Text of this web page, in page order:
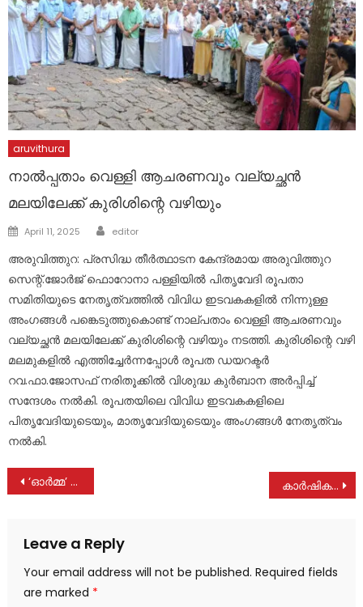
aruvithura
നാൽപ്പതാം വെള്ളി ആചരണവും വല്യച്ഛൻ
മലയിലേക്ക് കുരിശിന്റെ വഴിയും
Posted
April 11, 2025 Author
editor
അരുവിത്തുറ: പ്രസിദ്ധ തീർത്ഥാടന കേന്ദ്രമായ അരുവിത്തുറ
സെന്റ്.ജോർജ് ഫൊറോനാ പള്ളിയിൽ പിതൃവേദി രൂപതാ
സമിതിയുടെ നേതൃത്വത്തിൽ വിവിധ ഇടവകകളിൽ നിന്നുള്ള
അംഗങ്ങൾ പങ്കെടുത്തുകൊണ്ട് നാല്പതാം വെള്ളി ആചരണവും
വല്യച്ഛൻ മലയിലേക്ക് കുരിശിന്റെ വഴിയും നടത്തി. കുരിശിന്റെ വഴി
മലമുകളിൽ എത്തിച്ചേർന്നപ്പോൾ രൂപത ഡയറക്ടർ
റവ.ഫാ.ജോസഫ് നരിതൂക്കിൽ വിശുദ്ധ കുർബാന അർപ്പിച്ച്
സന്ദേശം നൽകി. രൂപതയിലെ വിവിധ ഇടവകകളിലെ
പിതൃവേദിയുടെയും, മാതൃവേദിയുടെയും അംഗങ്ങൾ നേതൃത്വം
നൽകി.
Post
‘ഓര്‍മ്മ’ അന്താരാഷ്ട്രാ പ്രസംഗമത്സരം ഗ്രാൻ്റ് ഫിനാലെയ്ക്ക് നാളെ പാലായിൽ തുടക്കം; ഒരുക്കങ്ങൾ പൂർത്തിയായി കാർഷിക പാക്കേജ് പ്രഖ്യാപിക്കണം: അഡ്വ. മോൻസ് ജോസഫ് എം.എൽ.എ
Leave a Reply
Your email address will not be published. Required fields
are marked *